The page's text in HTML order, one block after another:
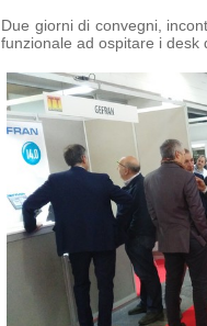
Due giorni di convegni,
funzionale ad ospitare i desk